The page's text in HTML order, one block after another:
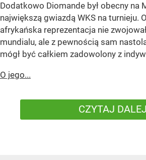
Dodatkowo Diomande był obecny na
największą gwiazdą WKS na turnieju.
afrykańska reprezentacja nie
mundialu, ale z pewnością sam
mógł być całkiem zadowolony z
O jego...
CZYTAJ DALEJ